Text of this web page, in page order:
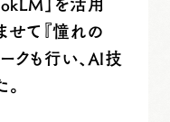
せて『憧れの
クも行い、AI技